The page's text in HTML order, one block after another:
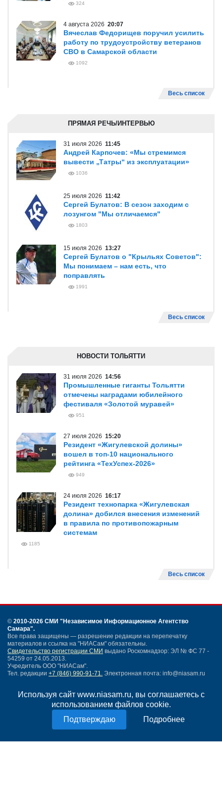
Используя сайт www.niasam.ru, вы соглашаетесь с
использованием файлов cookie.
Подробнее
324
4 августа 2026 20:07
Вячеслав Федорищев поручил усилить
работу по трудоустройству ветеранов
СВО в Самарской области
1092
Весь список
ПРЯМАЯ РЕЧЬ/ИНТЕРВЬЮ
31 июля 2026 11:45
Андрей Карпочев: «Мы стремимся
вывести „Татры“ из эксплуатации»
1036
25 июля 2026 11:42
Сергей Булатов: В сезон заходим с
лозунгом "Мы отличаемся"
1803
15 июля 2026 13:27
Сергей Булатов о "Крыльях Советов":
Мы понимаем – нам есть, что
поправлять
1991
Весь список
НОВОСТИ ТОЛЬЯТТИ
31 июля 2026 14:56
Промышленные гиганты Тольятти
отмечены наградами юбилейного
фестиваля «Золотой муравей»
951
27 июля 2026 15:20
Резидент «Жигулевской долины»
вошел в топ-10 национального
рейтинга «ТехУспех-2026»
949
24 июля 2026 16:17
Резидент технопарка «Жигулевская
долина» добился внесения изменений
в правила по противопожарным
системам
1185
Весь список
© 2010-2026 СМИ "Независимое Информационное Агентство
Самара".
Все права защищены — разрешение редакции на перепечатку
материалов и ссылка на "НИАСам" обязательны.
Свидетельство регистрации СМИ выдано Роскомнадзор: ЭЛ № ФС 77 -
54259 от 24.05.2013.
Учредитель ООО "НИАСам".
Тел. редакции +7 (846) 990-91-71. Электронная почта: info@niasam.ru
Карта сайта
Нашли ошибку?
Политика конфиденциальности
Согласие на обработку персональных данных